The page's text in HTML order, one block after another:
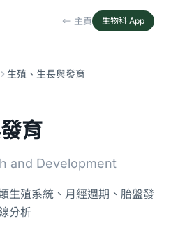
← 主頁 生物科 App
生殖、生長與發育
育
and Development
生殖系統、月經週期、胎盤發
分析